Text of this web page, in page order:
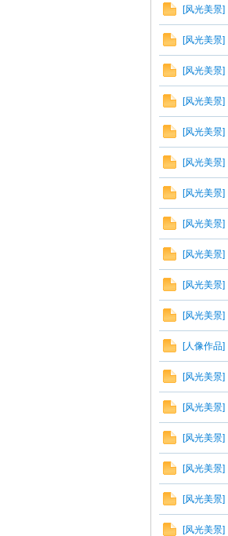
[风光美景]
[风光美景]
[风光美景]
[风光美景]
[风光美景]
[风光美景]
[风光美景]
[风光美景]
[风光美景]
[风光美景]
[风光美景]
[人像作品]
[风光美景]
[风光美景]
[风光美景]
[风光美景]
[风光美景]
[风光美景]